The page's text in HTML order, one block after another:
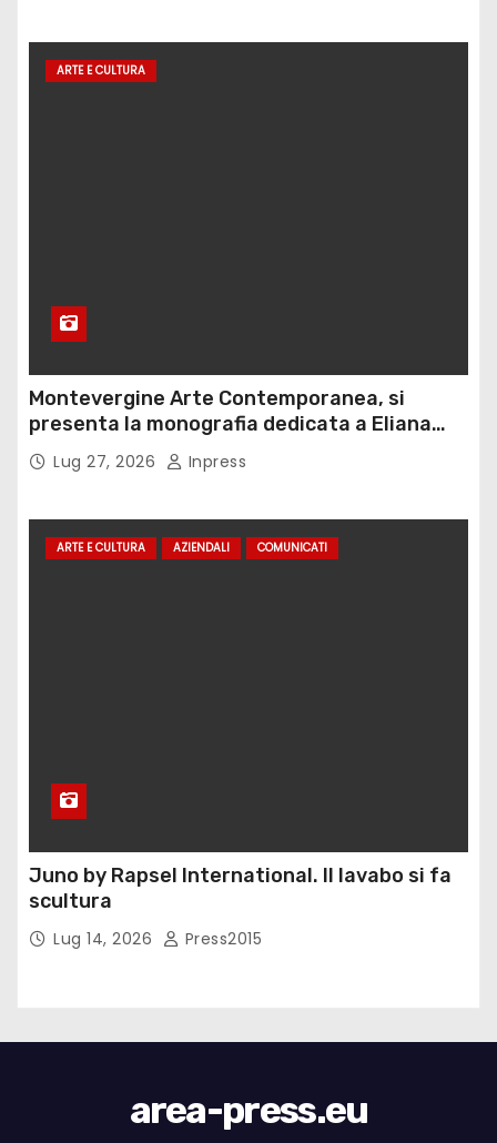
ARTE E CULTURA
Montevergine Arte Contemporanea, si
presenta la monografia dedicata a Eliana
Adorno
Lug 27, 2026 Inpress
ARTE E CULTURA AZIENDALI COMUNICATI
Juno by Rapsel International. Il lavabo si fa
scultura
Lug 14, 2026 Press2015
area-press.eu